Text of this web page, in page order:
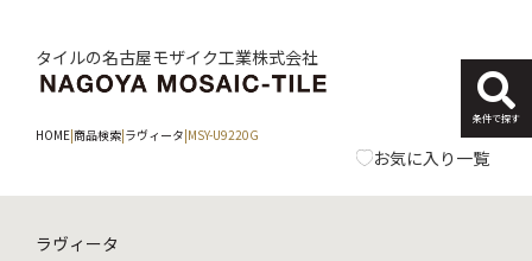
タイルの名古屋モザイク工業株式会社
HOME|商品検索|ラヴィータ|MSY-U9220G
お気に入り一覧
ラヴィータ
条件で探す